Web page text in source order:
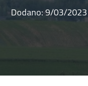
Dodano:9/03/2023